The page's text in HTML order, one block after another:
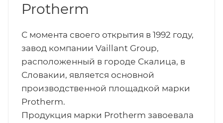
Protherm
С момента своего открытия в 1992 году,
завод компании Vaillant Group,
расположенный в городе Скалица, в
Словакии, является основной
производственной площадкой марки
Protherm.
Продукция марки Protherm завоевала